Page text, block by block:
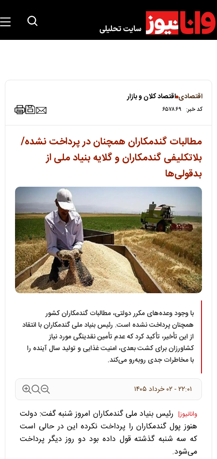
اقتصادی اقتصاد کلان و بازار
کد خبر: ۶۵۷۸۶۹
مطالبات گندمکاران همچنان در پرداخت نشده/
بلاتکلیفی گندمکاران و گلایه بنیاد ملی از
بدقولی‌ها
با وجود وعده‌های مکرر دولتی، مطالبات گندمکاران کشور
همچنان پرداخت نشده است. رئیس بنیاد ملی گندمکاران با انتقاد
از این تأخیر، تأکید کرد که عدم تأمین نقدینگی مورد نیاز
کشاورزان برای کشت بعدی، امنیت غذایی و تولید سال آینده را
با مخاطرات جدی روبه‌رو می‌کند.
۲۲:۰۱ - ۰۲ خرداد ۱۴۰۵
وانانیوز| رئیس بنیاد ملی گندمکاران امروز شنبه گفت: دولت
هنوز پول گندمکاران را پرداخت نکرده این در حالی است
که سه شنبه گذشته قول داده بود دو روز دیگر پرداخت
می‌شود.